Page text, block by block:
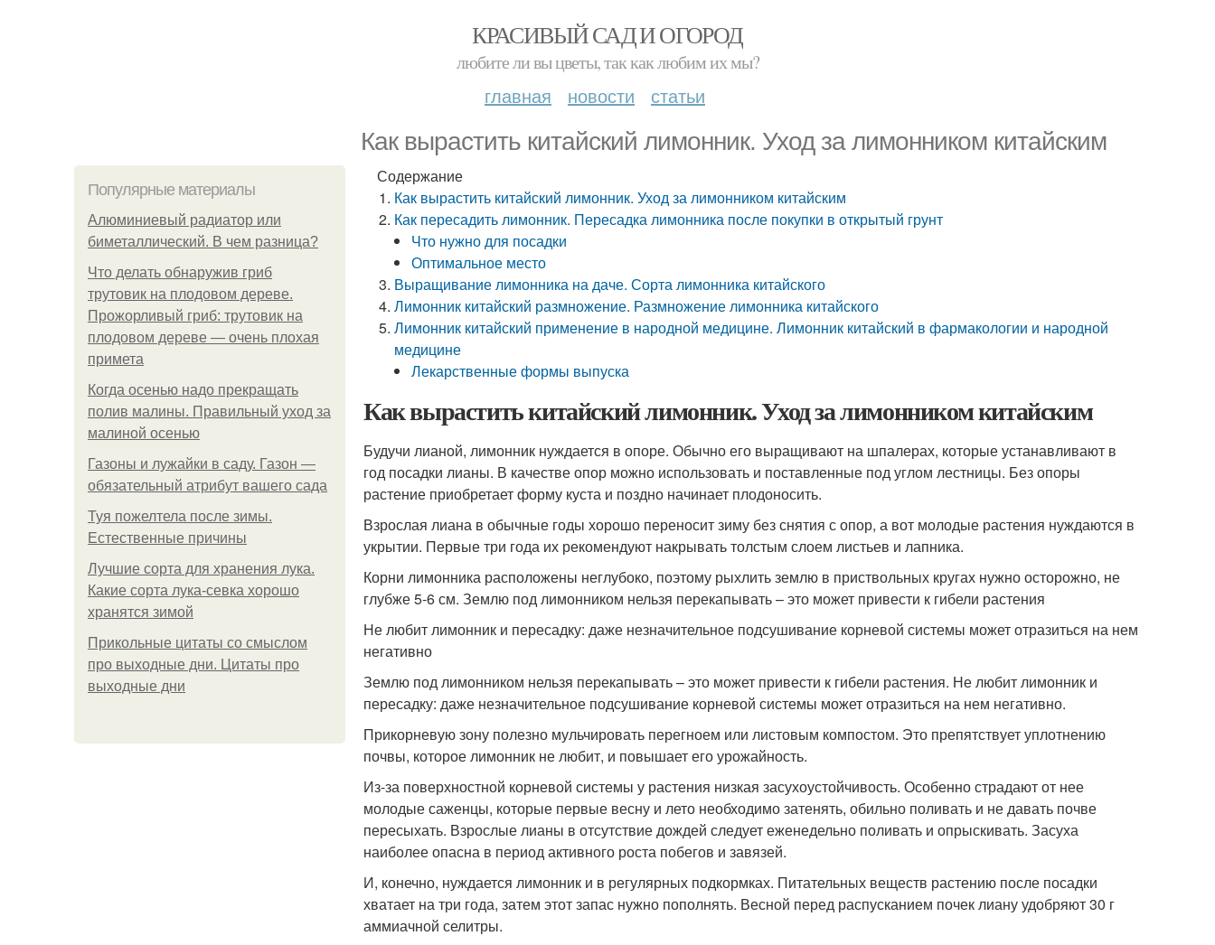
КРАСИВЫЙ САД И ОГОРОД
любите ли вы цветы, так как любим их мы?
главная новости статьи
Как вырастить китайский лимонник. Уход за лимонником китайским
Популярные материалы
Алюминиевый радиатор или
биметаллический. В чем разница?
Что делать обнаружив гриб
трутовик на плодовом дереве.
Прожорливый гриб: трутовик на
плодовом дереве — очень плохая
примета
Когда осенью надо прекращать
полив малины. Правильный уход за
малиной осенью
Газоны и лужайки в саду. Газон —
обязательный атрибут вашего сада
Туя пожелтела после зимы.
Естественные причины
Лучшие сорта для хранения лука.
Какие сорта лука-севка хорошо
хранятся зимой
Прикольные цитаты со смыслом
про выходные дни. Цитаты про
выходные дни
Содержание
Как вырастить китайский лимонник. Уход за лимонником китайским
Как пересадить лимонник. Пересадка лимонника после покупки в открытый грунт
Что нужно для посадки
Оптимальное место
Выращивание лимонника на даче. Сорта лимонника китайского
Лимонник китайский размножение. Размножение лимонника китайского
Лимонник китайский применение в народной медицине. Лимонник китайский в фармакологии и народной
медицине
Лекарственные формы выпуска
Как вырастить китайский лимонник. Уход за лимонником китайским
Будучи лианой, лимонник нуждается в опоре. Обычно его выращивают на шпалерах, которые устанавливают в
год посадки лианы. В качестве опор можно использовать и поставленные под углом лестницы. Без опоры
растение приобретает форму куста и поздно начинает плодоносить.
Взрослая лиана в обычные годы хорошо переносит зиму без снятия с опор, а вот молодые растения нуждаются в
укрытии. Первые три года их рекомендуют накрывать толстым слоем листьев и лапника.
Корни лимонника расположены неглубоко, поэтому рыхлить землю в приствольных кругах нужно осторожно, не
глубже 5-6 см. Землю под лимонником нельзя перекапывать – это может привести к гибели растения
Не любит лимонник и пересадку: даже незначительное подсушивание корневой системы может отразиться на нем
негативно
Землю под лимонником нельзя перекапывать – это может привести к гибели растения. Не любит лимонник и
пересадку: даже незначительное подсушивание корневой системы может отразиться на нем негативно.
Прикорневую зону полезно мульчировать перегноем или листовым компостом. Это препятствует уплотнению
почвы, которое лимонник не любит, и повышает его урожайность.
Из-за поверхностной корневой системы у растения низкая засухоустойчивость. Особенно страдают от нее
молодые саженцы, которые первые весну и лето необходимо затенять, обильно поливать и не давать почве
пересыхать. Взрослые лианы в отсутствие дождей следует еженедельно поливать и опрыскивать. Засуха
наиболее опасна в период активного роста побегов и завязей.
И, конечно, нуждается лимонник и в регулярных подкормках. Питательных веществ растению после посадки
хватает на три года, затем этот запас нужно пополнять. Весной перед распусканием почек лиану удобряют 30 г
аммиачной селитры.